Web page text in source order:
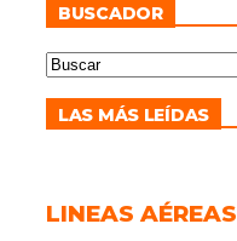
BUSCADOR
LAS MÁS LEÍDAS
LINEAS AÉREAS